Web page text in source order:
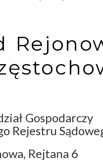
Gospodarczy
Rejestru
Rejtana 6